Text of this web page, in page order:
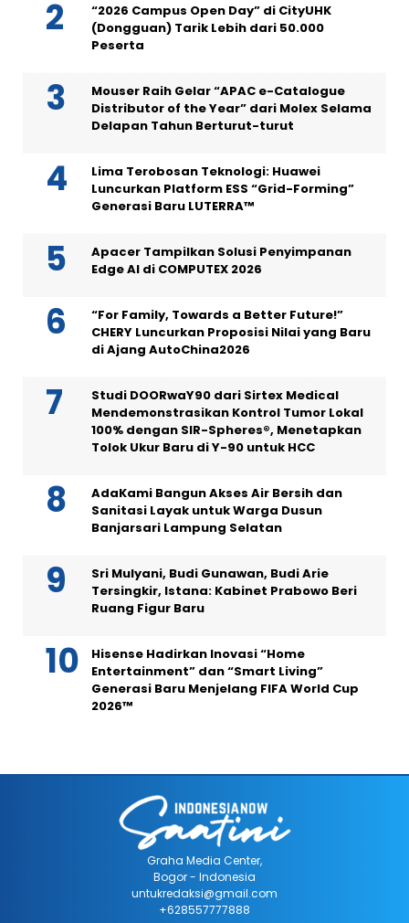
“2026 Campus Open Day” di CityUHK
(Dongguan) Tarik Lebih dari 50.000
Peserta
Mouser Raih Gelar “APAC e-Catalogue
Distributor of the Year” dari Molex Selama
Delapan Tahun Berturut-turut
Lima Terobosan Teknologi: Huawei
Luncurkan Platform ESS “Grid-Forming”
Generasi Baru LUTERRA™
Apacer Tampilkan Solusi Penyimpanan
Edge AI di COMPUTEX 2026
“For Family, Towards a Better Future!”
CHERY Luncurkan Proposisi Nilai yang Baru
di Ajang AutoChina2026
Studi DOORwaY90 dari Sirtex Medical
Mendemonstrasikan Kontrol Tumor Lokal
100% dengan SIR-Spheres®, Menetapkan
Tolok Ukur Baru di Y-90 untuk HCC
AdaKami Bangun Akses Air Bersih dan
Sanitasi Layak untuk Warga Dusun
Banjarsari Lampung Selatan
Sri Mulyani, Budi Gunawan, Budi Arie
Tersingkir, Istana: Kabinet Prabowo Beri
Ruang Figur Baru
Hisense Hadirkan Inovasi “Home
Entertainment” dan “Smart Living”
Generasi Baru Menjelang FIFA World Cup
2026™
Graha Media Center,
Bogor - Indonesia
untukredaksi@gmail.com
+628557777888